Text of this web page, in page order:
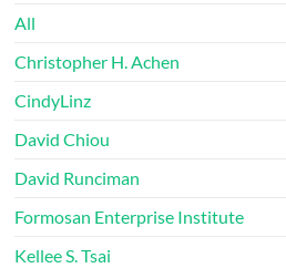
All
Christopher H. Achen
CindyLinz
David Chiou
David Runciman
Formosan Enterprise Institute
Kellee S. Tsai